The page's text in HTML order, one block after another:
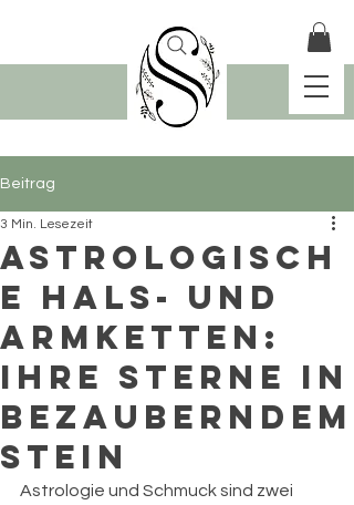
Beitrag
Astrologisch
e Hals- und
Armketten:
Ihre Sterne in
bezauberndem
Stein
3 Min. Lesezeit
Astrologie und Schmuck sind zwei